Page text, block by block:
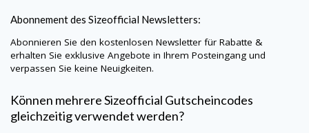
Abonnement des Sizeofficial Newsletters:
Abonnieren Sie den kostenlosen Newsletter für Rabatte &
erhalten Sie exklusive Angebote in Ihrem Posteingang und
verpassen Sie keine Neuigkeiten.
Können mehrereSizeofficial Gutscheincodes
gleichzeitig verwendet werden?